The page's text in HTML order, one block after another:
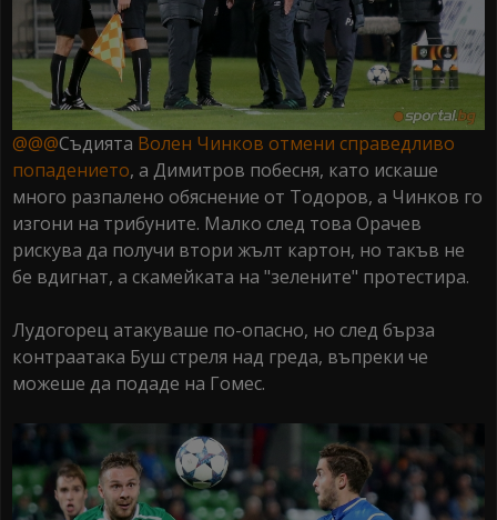
@@@Съдията Волен Чинков отмени справедливо
попадението, а Димитров побесня, като искаше
много разпалено обяснение от Тодоров, а Чинков го
изгони на трибуните. Малко след това Орачев
рискува да получи втори жълт картон, но такъв не
бе вдигнат, а скамейката на "зелените" протестира.
Лудогорец атакуваше по-опасно, но след бърза
контраатака Буш стреля над греда, въпреки че
можеше да подаде на Гомес.